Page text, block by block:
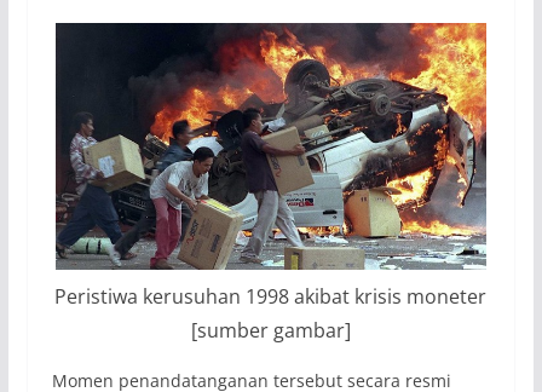
Peristiwa kerusuhan 1998 akibat krisis moneter
[sumber gambar]
Momen penandatanganan tersebut secara resmi